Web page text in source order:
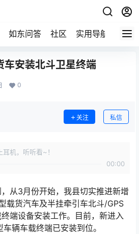
如东问答 社区 实用导航 如东
安装北斗卫星终端
0
关注 私信
机，听听看~！
00:00
从3月份开始，我县切实推进新增
载货汽车及半挂牵引车北斗/GPS
端设备安装工作。目前，新进入
辆车载终端已安装到位。